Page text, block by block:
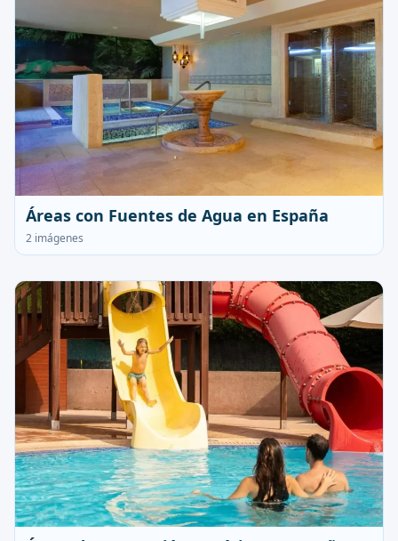
Áreas con Fuentes de Agua en España
2 imágenes